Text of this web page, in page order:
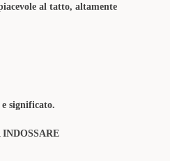
al tatto, altamente
significato.